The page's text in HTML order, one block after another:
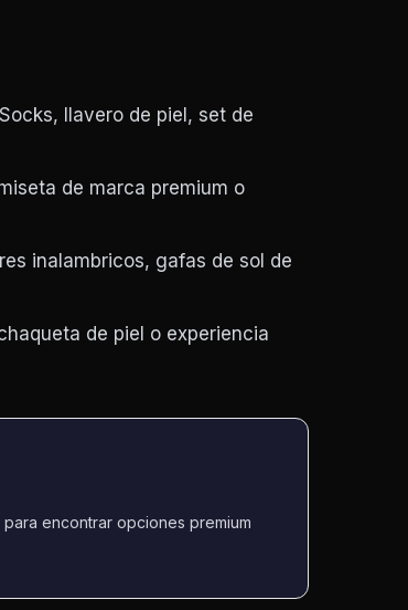
llavero de piel, set de
de marca premium o
inalambricos, gafas de sol de
de piel o experiencia
para encontrar opciones premium